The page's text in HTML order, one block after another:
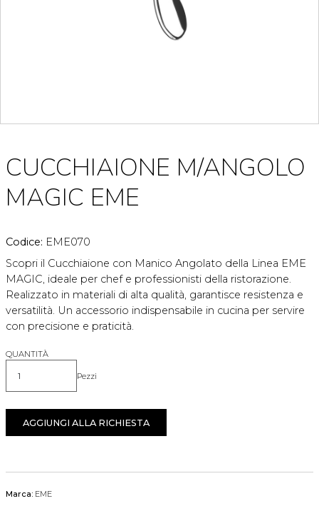
CUCCHIAIONE M/ANGOLO
MAGIC EME
Codice: EME070
Scopri il Cucchiaione con Manico Angolato della Linea EME
MAGIC, ideale per chef e professionisti della ristorazione.
Realizzato in materiali di alta qualità, garantisce resistenza e
versatilità. Un accessorio indispensabile in cucina per servire
con precisione e praticità.
QUANTITÀ
Quantità Pezzi
AGGIUNGI ALLA RICHIESTA
Marca: EME